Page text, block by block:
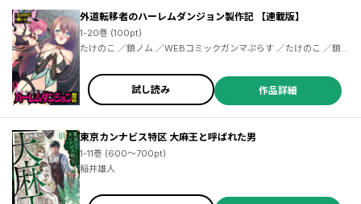
外道転移者のハーレムダンジョン製作記 【連載版】
1-20巻 (100pt)
たけのこ ／鎖ノム ／WEBコミックガンマぷらす ／たけのこ ／鎖
ノム
試し読み 作品詳細
東京カンナビス特区 大麻王と呼ばれた男
1-11巻 (600～700pt)
稲井雄人